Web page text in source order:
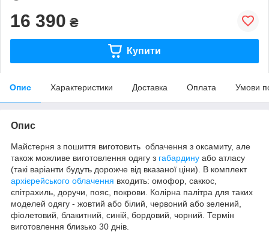
16 390 ₴
Купити
Опис Характеристики Доставка Оплата Умови
Опис
Майстерня з пошиття виготовить облачення з оксамиту, але
також можливе виготовлення одягу з габардину або атласу
(такі варіанти будуть дорожче від вказаної ціни). В комплект
архієрейського облачення входить: омофор, саккос,
єпітрахиль, доручи, пояс, покрови. Колірна палітра для таких
моделей одягу - жовтий або білий, червоний або зелений,
фіолетовий, блакитний, синій, бордовий, чорний. Термін
виготовлення близько 30 днів.